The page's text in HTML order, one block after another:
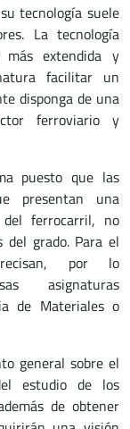
tecnología suele
La tecnología
extendida y
facilitar un
disponga de una
ferroviario y
puesto que las
presentan una
ferrocarril, no
grado. Para el
por lo
asignaturas
de Materiales o
general sobre el
estudio de los
de obtener